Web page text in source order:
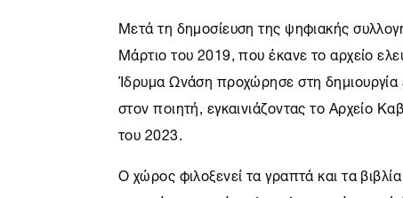
Μετά τη δημοσίευση της ψηφιακής
Μάρτιο του 2019, που έκανε το αρχείο
Ίδρυμα Ωνάση προχώρησε στη
στον ποιητή, εγκαινιάζοντας τοΑρχείο
του 2023.
Ο χώρος φιλοξενεί τα γραπτά και τα